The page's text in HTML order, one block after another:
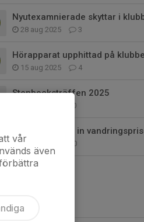
Nyutexamnierade skyttar i
28 aug 2025 3
Hörapparat upphittad på
15 aug 2025 4
Stenbocksträffen 2025
0
Dags att lämna in
6 feb 2025 0
vår
även